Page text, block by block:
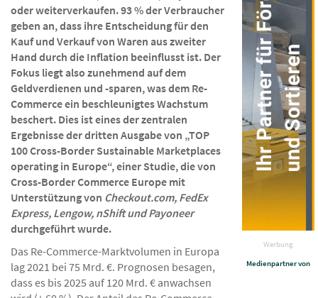
Werbung
Medienpartner von
oder weiterverkaufen. 93 % der Verbraucher
geben an, dass ihre Entscheidung für den
Kauf und Verkauf von Waren aus zweiter
Hand durch die Inflation beeinflusst ist. Der
Fokus liegt also zunehmend auf dem
Geldverdienen und -sparen, was dem Re-
Commerce ein beschleunigtes Wachstum
beschert. Dies ist eines der zentralen
Ergebnisse der dritten Ausgabe von „TOP
100 Cross-Border Sustainable Marketplaces
operating in Europe“, einer Studie, die von
Cross-Border Commerce Europe mit
Unterstützungvon Checkout.com, FedEx
Express, Lengow, nShift und Payoneer
durchgeführt wurde.
Das Re-Commerce-Marktvolumen in Europa
lag 2021 bei 75 Mrd. €. Prognosen besagen,
dass es bis 2025 auf 120 Mrd. € anwachsen